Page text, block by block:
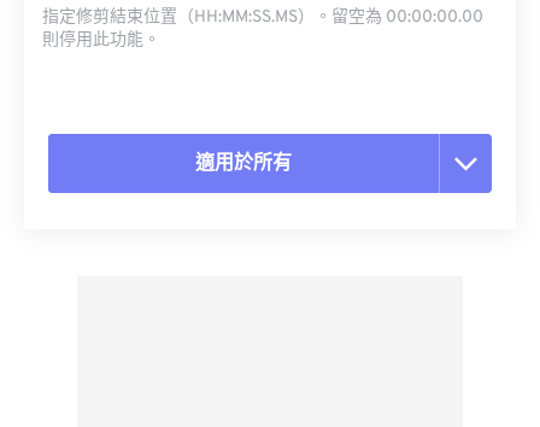
指定修剪結束位置（HH:MM:SS.MS）。留空為 00:00:00.00
則停用此功能。
適用於所有